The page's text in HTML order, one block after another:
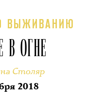
ВЫЖИВАНИЮ
ОГНЕ
Столяр
2018